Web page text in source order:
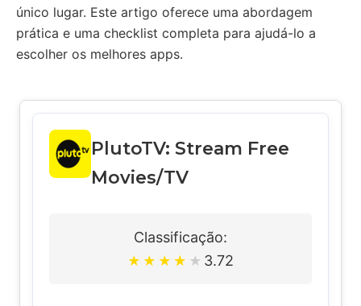
único lugar. Este artigo oferece uma abordagem
prática e uma checklist completa para ajudá-lo a
escolher os melhores apps.
PlutoTV: Stream Free
Movies/TV
Classificação:
★ ★ ★ ★ ★ 3.72